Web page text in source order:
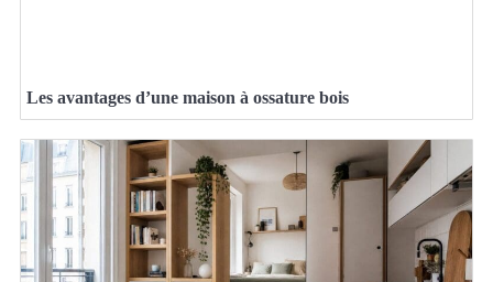
Les avantages d’une maison à ossature bois